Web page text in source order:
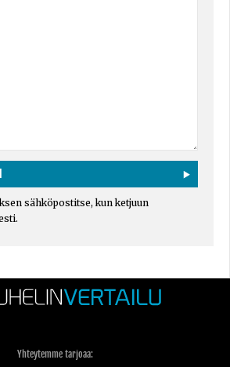
sähköpostitse, kun ketjuun
Yhteytemme tarjoaa: